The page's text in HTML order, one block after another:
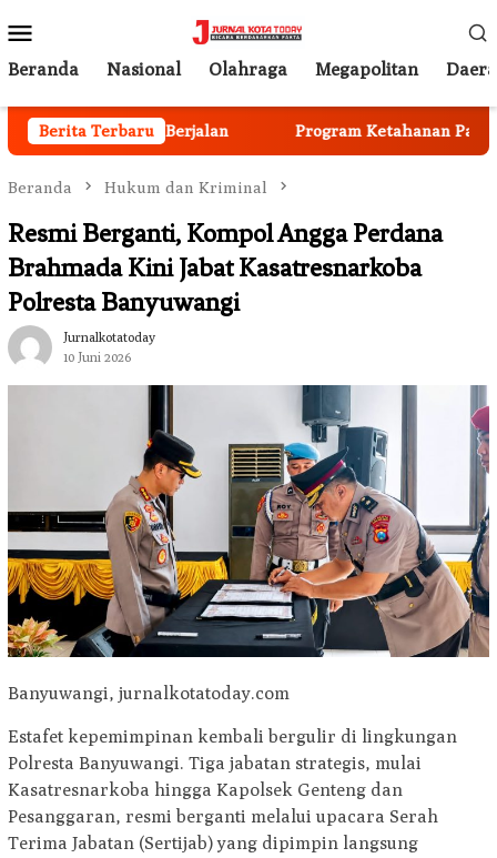
ke
kontenMobile
Beranda Nasional Olahraga Megapolitan
Berita Terbaru
Mulai Berjalan Program Ketahanan Pangan
Beranda Hukum dan Kriminal
Resmi Berganti, Kompol Angga Perdana
Brahmada Kini Jabat Kasatresnarkoba
Polresta Banyuwangi
Jurnalkotatoday
10 Juni 2026
Banyuwangi, jurnalkotatoday.com
Estafet kepemimpinan kembali bergulir di lingkungan
Polresta Banyuwangi. Tiga jabatan strategis, mulai
Kasatresnarkoba hingga Kapolsek Genteng dan
Pesanggaran, resmi berganti melalui upacara Serah
Terima Jabatan (Sertijab) yang dipimpin langsung